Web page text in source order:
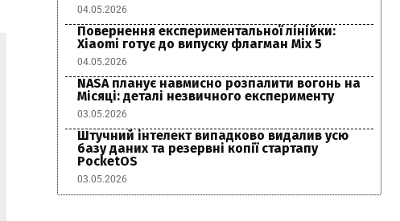
04.05.2026
Повернення експериментальної лінійки:
Xiaomi готує до випуску флагман Mix 5
04.05.2026
NASA планує навмисно розпалити вогонь на
Місяці: деталі незвичного експерименту
03.05.2026
Штучний інтелект випадково видалив усю
базу даних та резервні копії стартапу
PocketOS
03.05.2026